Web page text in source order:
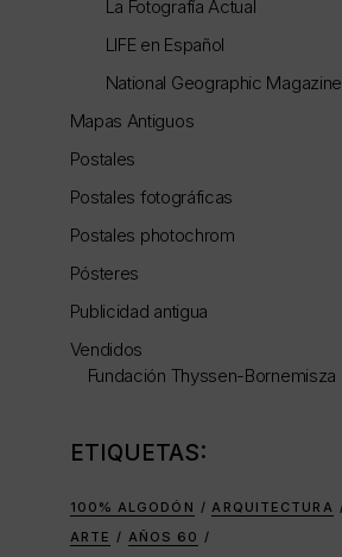
La Fotografía Actual
LIFE en Español
National Geographic Magazine
Mapas Antiguos
Postales
Postales fotográficas
Postales photochrom
Pósteres
Publicidad antigua
Vendidos
Fundación Thyssen-Bornemisza
ETIQUETAS:
100% ALGODÓN
ARQUITECTURA
ARTE
AÑOS 60